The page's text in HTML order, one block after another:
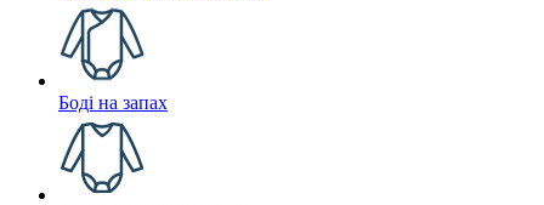
Боді на запах